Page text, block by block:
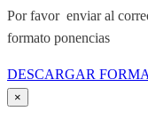
Por favor enviar al
formato ponencias
DESCARGAR
×